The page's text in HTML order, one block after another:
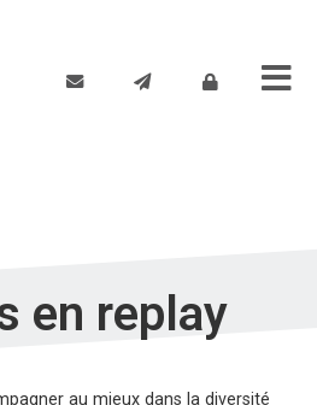
en replay
au mieux dans la diversité